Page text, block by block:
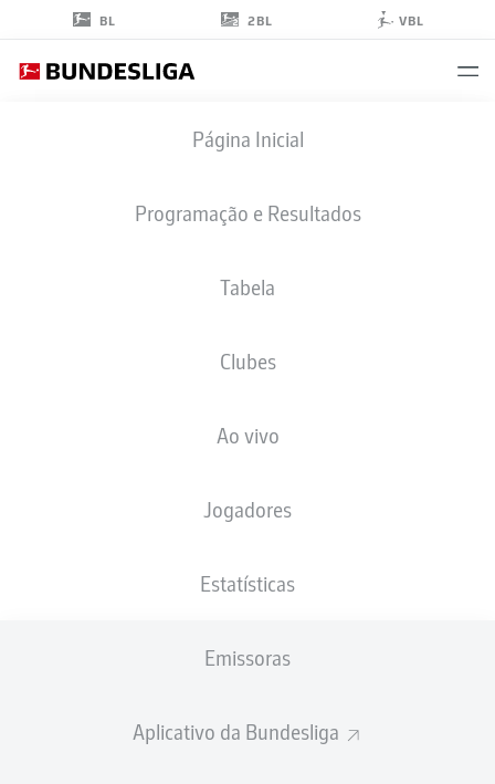
BL 2BL VBL
Página Inicial
Programação e Resultados
Tabela
Clubes
Ao vivo
Jogadores
Estatísticas
Emissoras
Aplicativo da Bundesliga